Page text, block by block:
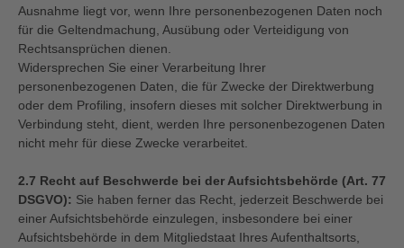
Ausnahme liegt vor, wenn Ihre personenbezogenen Daten noch
für die Geltendmachung, Ausübung oder Verteidigung von
Rechtsansprüchen dienen.
Widersprechen Sie einer Verarbeitung Ihrer
personenbezogenen Daten, die für Zwecke der Direktwerbung
oder dem Profiling, insofern dieses mit solcher Direktwerbung in
Verbindung steht, dient, werden Ihre personenbezogenen Daten
nicht mehr für diese Zwecke verarbeitet.
2.7 Recht auf Beschwerde bei der Aufsichtsbehörde (Art. 77
DSGVO): Sie haben ferner das Recht, jederzeit Beschwerde bei
einer Aufsichtsbehörde einzulegen, insbesondere bei einer
Aufsichtsbehörde in dem Mitgliedstaat Ihres Aufenthaltsorts,